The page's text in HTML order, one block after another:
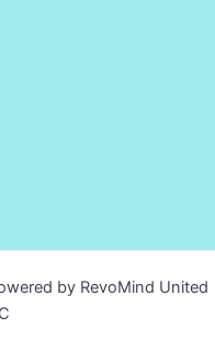
by RevoMind United